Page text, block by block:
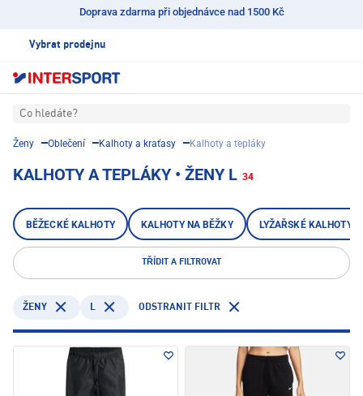
Doprava zdarma při objednávce nad 1500 Kč
Vybrat prodejnu
Co hledáte?
Ženy Oblečení Kalhoty a kraťasy Kalhoty a tepláky
KALHOTY A TEPLÁKY • ŽENY L 34
BĚŽECKÉ KALHOTY KALHOTY NA BĚŽKY LYŽAŘSKÉ KALHOTY
TŘÍDIT A FILTROVAT
ŽENY L ODSTRANIT FILTR